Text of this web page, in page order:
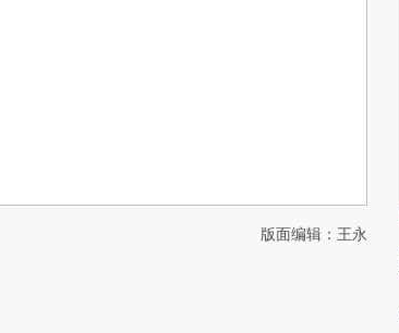
版面编辑：王永